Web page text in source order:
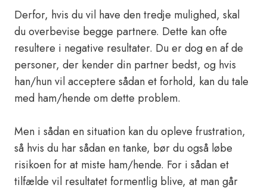
Derfor, hvis du vil have den tredje mulighed, skal
du overbevise begge partnere. Dette kan ofte
resultere i negative resultater. Du er dog en af ​​de
personer, der kender din partner bedst, og hvis
han/hun vil acceptere sådan et forhold, kan du tale
med ham/hende om dette problem.
Men i sådan en situation kan du opleve frustration,
så hvis du har sådan en tanke, bør du også løbe
risikoen for at miste ham/hende. For i sådan et
tilfælde vil resultatet formentlig blive, at man går